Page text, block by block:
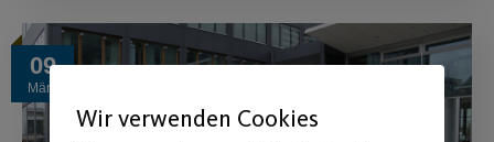
09
März
Wir verwenden Cookies